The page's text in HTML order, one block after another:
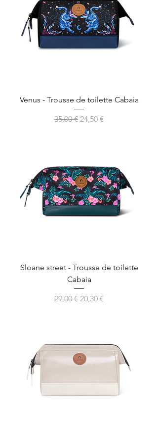
Venus - Trousse de toilette Cabaia
Prix original
35,00 € Prix promotionnel
24,50 €
Sloane street - Trousse de toilette
Cabaia
Prix original
29,00 € Prix promotionnel
20,30 €